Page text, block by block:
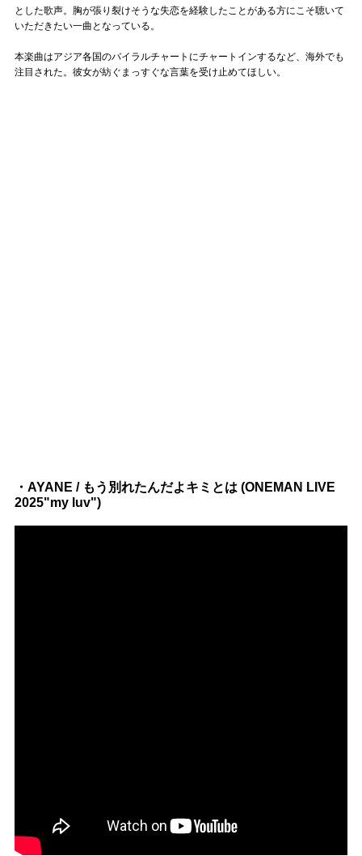
とした歌声。胸が張り裂けそうな失恋を経験したことがある方にこそ聴いて
いただきたい一曲となっている。
本楽曲はアジア各国のバイラルチャートにチャートインするなど、海外でも
注目された。彼女が紡ぐまっすぐな言葉を受け止めてほしい。
・AYANE / もう別れたんだよキミとは (ONEMAN LIVE
2025"my luv")